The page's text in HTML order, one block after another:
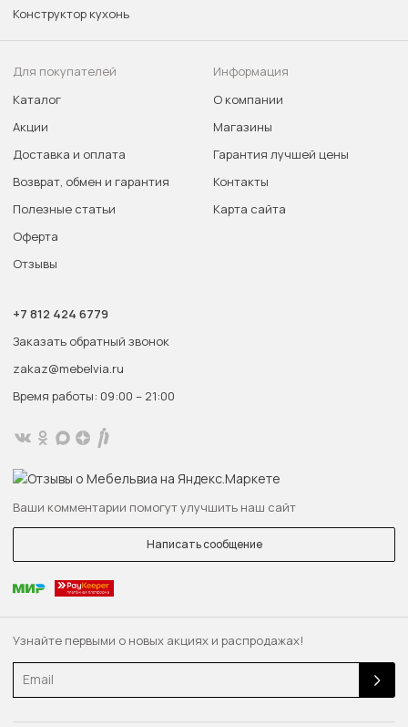
Узнайте первыми о новых акциях и распродажах!
Email
Конструктор кухонь
Для покупателей
Каталог
Акции
Доставка и оплата
Возврат, обмен и гарантия
Полезные статьи
Оферта
Отзывы
Информация
О компании
Магазины
Гарантия лучшей цены
Контакты
Карта сайта
+7 812 424 6779
Заказать обратный звонок
zakaz@mebelvia.ru
Время работы: 09:00 – 21:00
Ваши комментарии помогут улучшить наш сайт
Написать сообщение